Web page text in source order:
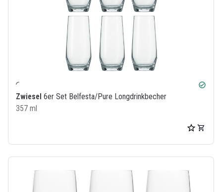
check_circle
Zwiesel 6er Set Belfesta/Pure Longdrinkbecher
357 ml